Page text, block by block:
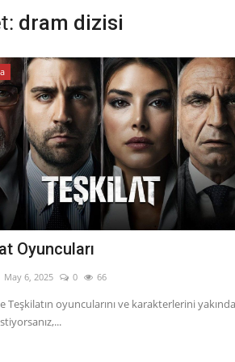
dram dizisi
Oyuncuları
May 6, 2025 0 66
Teşkilatın oyuncularını ve karakterlerini